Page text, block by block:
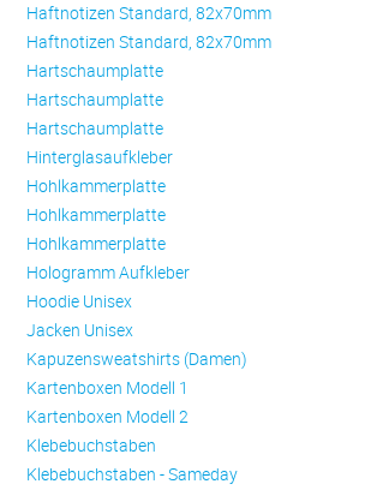
Haftnotizen Standard, 82x70mm
Haftnotizen Standard, 82x70mm
Hartschaumplatte
Hartschaumplatte
Hartschaumplatte
Hinterglasaufkleber
Hohlkammerplatte
Hohlkammerplatte
Hohlkammerplatte
Hologramm Aufkleber
Hoodie Unisex
Jacken Unisex
Kapuzensweatshirts (Damen)
Kartenboxen Modell 1
Kartenboxen Modell 2
Klebebuchstaben
Klebebuchstaben - Sameday